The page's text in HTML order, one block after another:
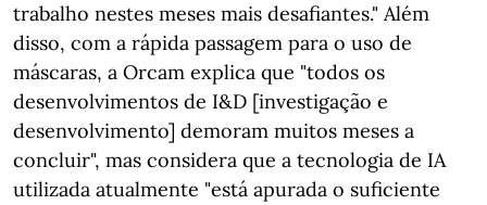
trabalho nestes meses mais desafiantes." Além
disso, com a rápida passagem para o uso de
máscaras, a Orcam explica que "todos os
desenvolvimentos de I&D [investigação e
desenvolvimento] demoram muitos meses a
concluir", mas considera que a tecnologia de IA
utilizada atualmente "está apurada o suficiente